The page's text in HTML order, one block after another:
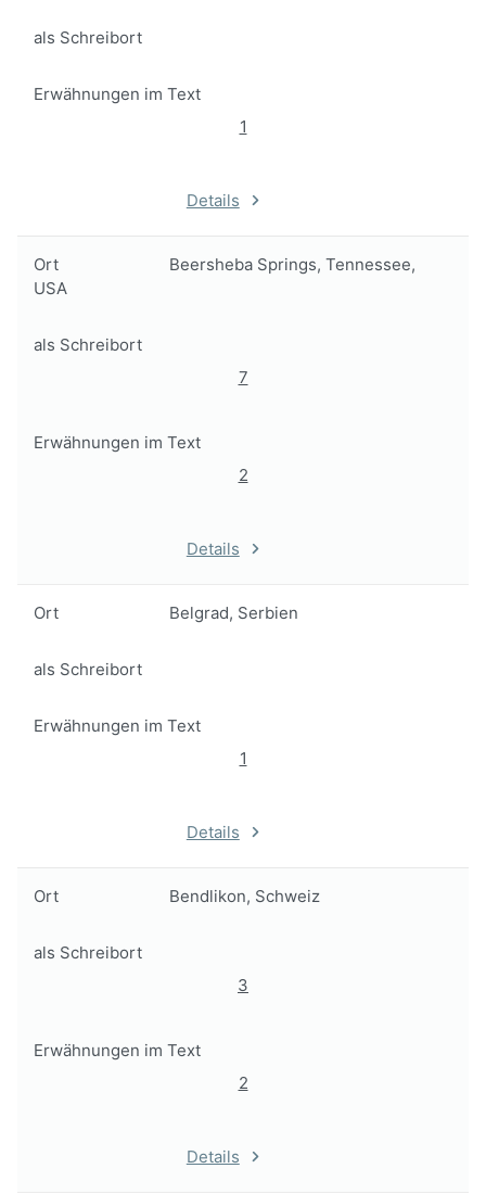
als Schreibort
Erwähnungen im Text
1
Details
Ort
Beersheba Springs, Tennessee,
USA
als Schreibort
7
Erwähnungen im Text
2
Details
Ort Belgrad, Serbien
als Schreibort
Erwähnungen im Text
1
Details
Ort Bendlikon, Schweiz
als Schreibort
3
Erwähnungen im Text
2
Details